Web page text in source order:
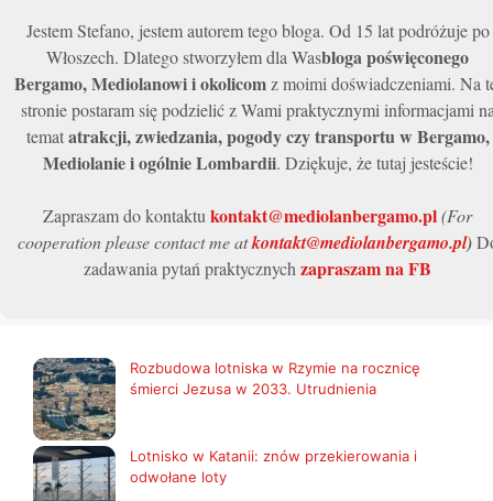
Jestem Stefano, jestem autorem tego bloga. Od 15 lat podróżuje po
Włoszech. Dlatego stworzyłem dla Wasbloga poświęconego
Bergamo, Mediolanowi i okolicomz moimi doświadczeniami. Na
stronie postaram się podzielić z Wami praktycznymi informacjami
tematatrakcji, zwiedzania, pogody czy transportu w Bergamo,
Mediolanie i ogólnie Lombardii. Dziękuje, że tutaj jesteście!
Zapraszam do kontaktu kontakt@mediolanbergamo.pl(For
cooperation please contact me atkontakt@mediolanbergamo.pl)
zadawania pytań praktycznych zapraszam na FB
Rozbudowa lotniska w Rzymie na rocznicę
śmierci Jezusa w 2033. Utrudnienia
Lotnisko w Katanii: znów przekierowania i
odwołane loty